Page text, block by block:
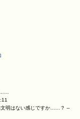
文明はない感じですか……？ --